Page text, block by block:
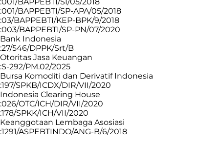
:001/BAPPEBTI/SP-APA/05/2018
:03/BAPPEBTI/KEP-BPK/9/2018
:003/BAPPEBTI/SP-PN/07/2020
Bank Indonesia
:27/546/DPPK/Srt/B
Otoritas Jasa Keuangan
:S-292/PM.02/2025
Bursa Komoditi dan Derivatif Indonesia
:197/SPKB/ICDX/DIR/VII/2020
Indonesia Clearing House
:026/OTC/ICH/DIR/VII/2020
:178/SPKK/ICH/VII/2020
Keanggotaan Lembaga Asosiasi
:1291/ASPEBTINDO/ANG-B/6/2018